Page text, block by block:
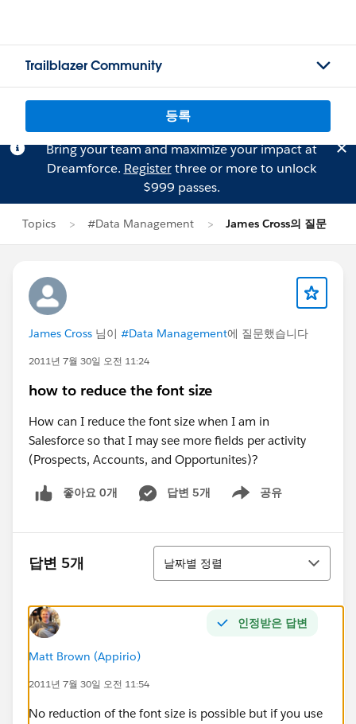
Trailblazer Community
등록
Bring your team and maximize your impact at
Dreamforce. Registerthree or more to unlock
$999 passes.
Topics #Data Management James Cross의 질문
James Cross 님이 #Data Management에 질문했습니다
2011년 7월 30일 오전 11:24
how to reduce the font size
How can I reduce the font size when I am in
Salesforce so that I may see more fields per activity
(Prospects, Accounts, and Opportunites)?
좋아요 0개 답변 5개 공유
Show menu
답변 5개
정렬
날짜별 정렬
인정받은 답변
Matt Brown (Appirio)
2011년 7월 30일 오전 11:54
No reduction of the font size is possible but if you use